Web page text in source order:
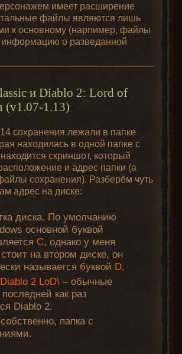
имеет расширение
файлы являются лишь
к основному (нарпимер, файлы
информацию о разведанной
и Diablo 2: Lord of
(v1.07-1.13)
сохранения лежали в папке
находилась в одной папке с
скриншот, который
и адрес папки (а
сохранения). Разберём чуть
адрес на диске:
диска. По умолчанию
основной буквой
C, однако у меня
на втором диске, он
называется буквой D.
2 LoD\ – обычные
как раз
Diablo 2.
папка с